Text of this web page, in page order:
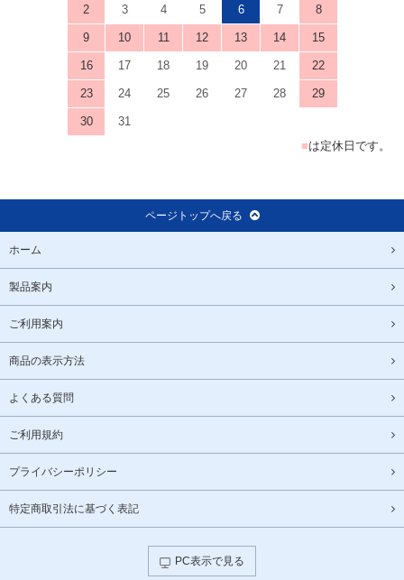
2 3 4 5 6 7 8
9 10 11 12 13 14 15
16 17 18 19 20 21 22
23 24 25 26 27 28 29
30
31
■は定休日です。
ページトップへ戻る
ホーム
製品案内
ご利用案内
商品の表示方法
よくある質問
ご利用規約
プライバシーポリシー
特定商取引法に基づく表記
PC表示で見る